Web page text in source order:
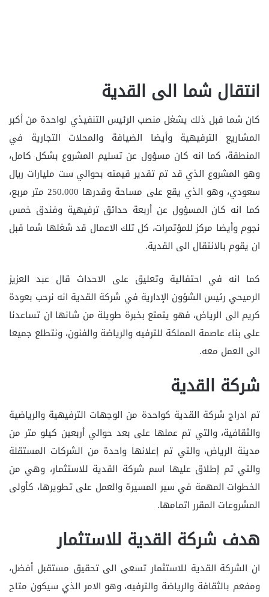
انتقال شما الى القدية
كان شما قبل ذلك يشغل منصب الرئيس التنفيذي لواحدة من أكبر
المشاريع الترفيهية وأيضا الضيافة والمحلات التجارية في
المنطقة، كما انه كان مسؤول عن تسليم المشروع بشكل كامل،
وهو المشروع الذي قد تم تقدير قيمته بحوالي ست مليارات ريال
سعودي، وهو الذي يقع على مساحة وقدرها 250.000 متر مربع،
كما انه كان المسؤول عن أربعة حدائق ترفيهية وفندق خمس
نجوم وأيضا مركز للمؤتمرات، كل تلك الاعمال قد شغلها شما قبل
ان يقوم بالانتقال الى القدية.
كما انه في احتفالية وتعليق على الاحداث قال عبد العزيز
الرميحي رئيس الشؤون الإدارية في شركة القدية انه نرحب بعودة
كريم الى الرياض، فهو يتمتع بخبرة طويلة من شانها ان تساعدنا
على بناء عاصمة المملكة للترفيه والرياضة والفنون، ونتطلع جميعا
الى العمل معه.
شركة القدية
تم ادراج شركة القدية كواحدة من الوجهات الترفيهية والرياضية
والثقافية، والتي تم عملها على بعد حوالي أربعين كيلو متر من
مدينة الرياض، والتي تم إعلانها واحدة من الشركات المستقلة
والتي تم إطلاق عليها اسم شركة القدية للاستثمار، وهي من
الخطوات المهمة في سير المسيرة والعمل على تطويرها، كأولى
المشروعات المقرر اتمامها.
هدف شركة القدية للاستثمار
ان الشركة القدية للاستثمار تسعى الى تحقيق مستقبل أفضل،
ومفعم بالثقافة والرياضة والترفيه، وهو الامر الذي سيكون متاح